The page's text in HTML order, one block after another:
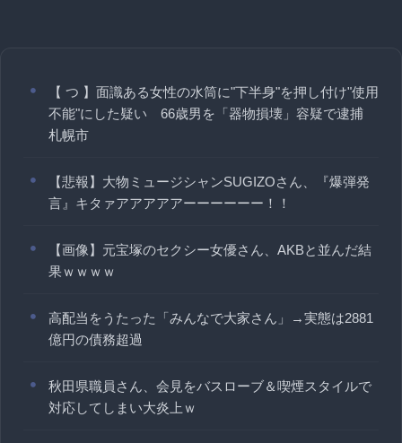
【 つ 】面識ある女性の水筒に"下半身"を押し付け"使用
不能"にした疑い 66歳男を「器物損壊」容疑で逮捕
札幌市
【悲報】大物ミュージシャンSUGIZOさん、『爆弾発
言』キタァアアアアアーーーーーー！！
【画像】元宝塚のセクシー女優さん、AKBと並んだ結
果ｗｗｗｗ
高配当をうたった「みんなで大家さん」→実態は2881
億円の債務超過
秋田県職員さん、会見をバスローブ＆喫煙スタイルで
対応してしまい大炎上ｗ